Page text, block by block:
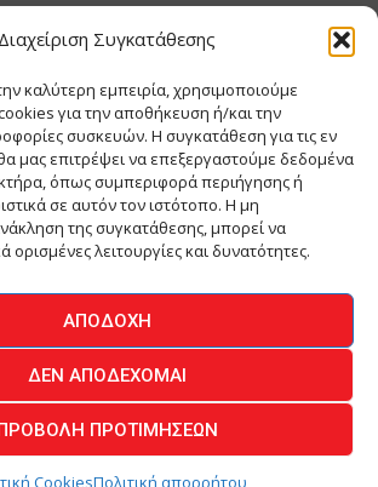
Διαχείριση Συγκατάθεσης
καλύτερη εμπειρία, χρησιμοποιούμε
για την αποθήκευση ή/και την
συσκευών. Η συγκατάθεση για τις εν
μας επιτρέψει να επεξεργαστούμε δεδομένα
όπως συμπεριφορά περιήγησης ή
σε αυτόν τον ιστότοπο. Η μη
της συγκατάθεσης, μπορεί να
ορισμένες λειτουργίες και δυνατότητες.
ΑΠΟΔΟΧΉ
ΔΕΝ ΑΠΟΔΈΧΟΜΑΙ
ΠΡΟΤΙΜΉΣΕΩΝ
CookiesΠολιτική απορρήτου
ΑΘΑΝΑΣΙΟΣ ΑΝΤΩΝΙΟΥ
:ΔΗΜΗΤΡΙΑΔΗΣ Θ ΚΑΙ ΣΙΑ ΜΟΝΟΠΡΟΣΩΠΗ ΙΚΕ
ΜΑΡΙΑ
ΜΑΡΙΑ
ΕΠΙΚΟΙΝΩΝΙΑ
2026 - All Rights Reserved -Πολιτική Απορρήτου
Powered byBYTE A COOKIE